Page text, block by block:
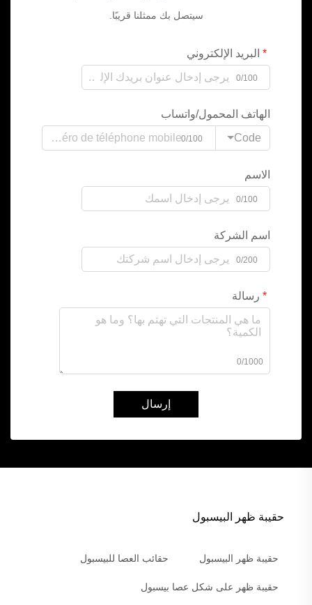
سيتصل بك ممثلنا قريبًا.
البريد الإلكتروني
0/100
الهاتف المحمول/واتساب
Code
0/100
الاسم
0/100
اسم الشركة
0/200
رسالة
0/1000
إرسال
حقيبة ظهر البيسبول
حقيبة ظهر البيسبول حقائب العصا للبيسبول
حقيبة ظهر على شكل عصا بيسبول